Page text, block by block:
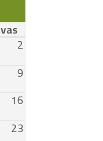
vas
2
9
16
23